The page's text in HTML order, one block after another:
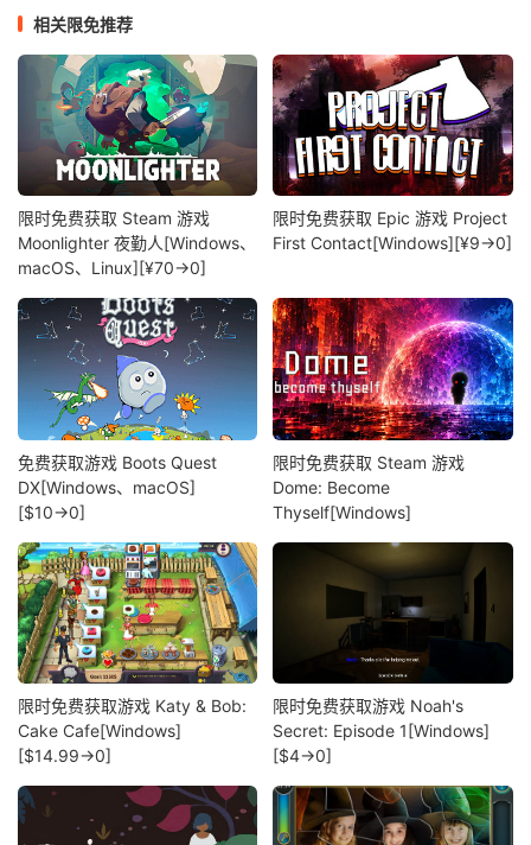
相关限免推荐
限时免费获取 Steam 游戏
Moonlighter 夜勤人[Windows、
macOS、Linux][¥70→0]
限时免费获取 Epic 游戏 Project
First Contact[Windows][¥9→0]
免费获取游戏 Boots Quest
DX[Windows、macOS]
[$10→0]
限时免费获取 Steam 游戏
Dome: Become
Thyself[Windows]
限时免费获取游戏 Katy & Bob:
Cake Cafe[Windows]
[$14.99→0]
限时免费获取游戏 Noah's
Secret: Episode 1[Windows]
[$4→0]